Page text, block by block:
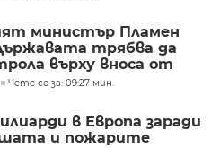
министър Пламен
трябва да
върху вноса от
Чете се за: 09:27 мин.
в Европа заради
и пожарите